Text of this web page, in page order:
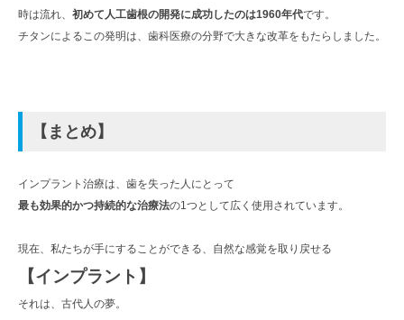
時は流れ、 初めて人工歯根の開発に成功したのは1960年代です。
チタンによるこの発明は、歯科医療の分野で大きな改革をもたらしました。
【まとめ】
インプラント治療は、歯を失った人にとって
最も効果的かつ持続的な治療法の1つとして広く使用されています。
現在、私たちが手にすることができる、自然な感覚を取り戻せる
【インプラント】
それは、古代人の夢。